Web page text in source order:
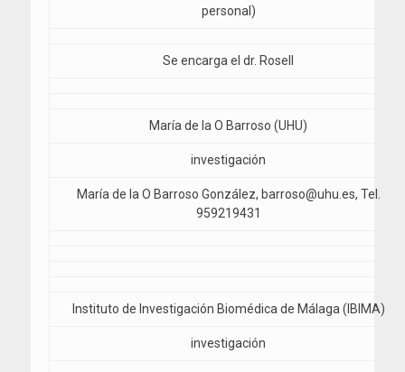
personal)
Se encarga el dr. Rosell
María de la O Barroso (UHU)
investigación
María de la O Barroso González, barroso@uhu.es, Tel.
959219431
Instituto de Investigación Biomédica de Málaga (IBIMA)
investigación